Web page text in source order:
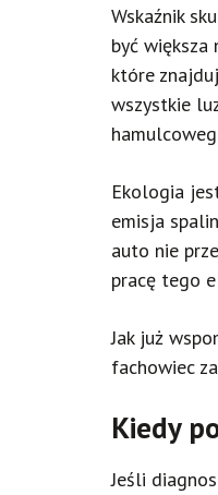
Wskaźnik
być większa
które
wszystkie
Ekologia
emisja
auto nie
pracę tego
Jak już
fachowiec
Kiedy
Jeśli